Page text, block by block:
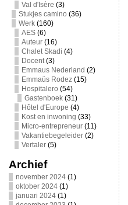
Val d'Isère (3)
Stukjes camino (36)
Werk(160)
AES(6)
Auteur(16)
Chalet Skadi (4)
Docent(3)
Emmaus Nederland (2)
Emmaüs Rodez(15)
Hospitalero (54)
Gastenboek(31)
Hôtel d'Europe (4)
Kost en inwoning (33)
Micro-entrepreneur(11)
Vakantiebegeleider(2)
Vertaler(5)
Archief
november 2024(1)
oktober 2024(1)
januari 2024(1)